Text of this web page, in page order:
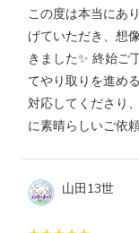
この度は本当にあ
げていただき、想
きました✨ 終始ご
てやり取りを進め
対応してくださり
に素晴らしいご依
山田13世